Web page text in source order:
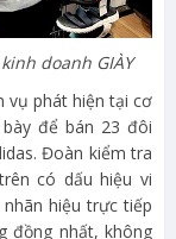
doanh GIÀY
vụ phát hiện tại cơ
để bán 23 đôi
Đoàn kiểm tra
có dấu hiệu vi
hiệu trực tiếp
đồng nhất, không